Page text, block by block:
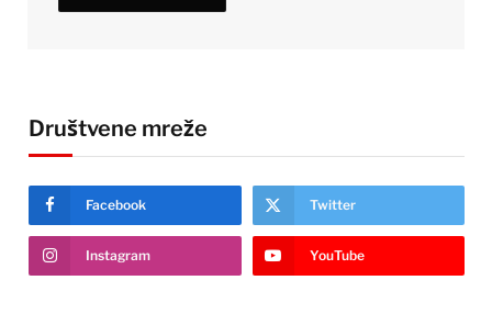
Društvene mreže
Facebook Twitter
Instagram YouTube